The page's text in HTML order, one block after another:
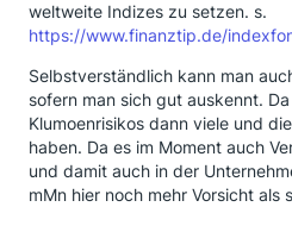
weltweite Indizes zu setzen. s.
https://www.finanztip.de/
Selbstverständlich kann man
sofern man sich gut auskennt.
Klumoenrisikos dann viele und
haben. Da es im Moment auch
und damit auch in der
mMn hier noch mehr Vorsicht als